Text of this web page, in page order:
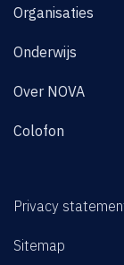
Organisaties
Onderwijs
Over NOVA
Colofon
Privacy
Sitemap